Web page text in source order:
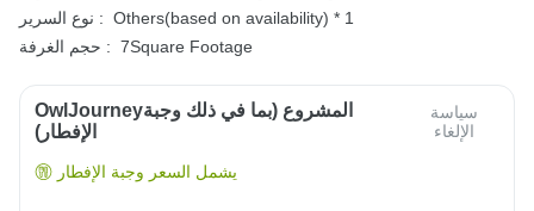
نوع السرير : Others(based on availability) * 1
حجم الغرفة : 7Square Footage
OwlJourneyالمشروع (بما في ذلك وجبة
الإفطار)
سياسة
الإلغاء
يشمل السعر وجبة الإفطار